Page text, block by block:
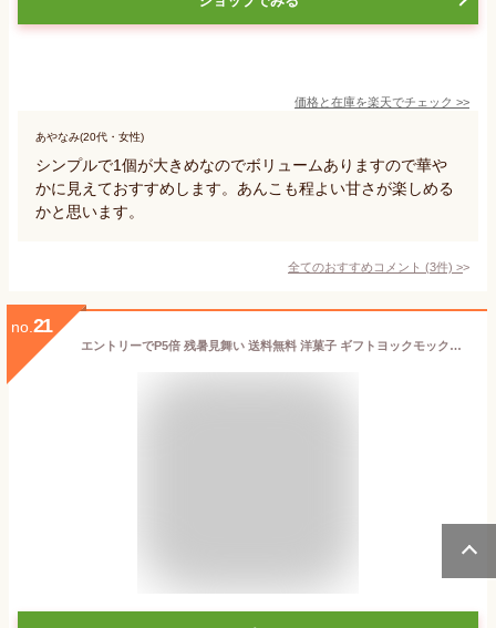
価格と在庫を楽天でチェック >>
あやなみ(20代・女性)
シンプルで1個が大きめなのでボリュームありますので華や
かに見えておすすめします。あんこも程よい甘さが楽しめる
かと思います。
全てのおすすめコメント (3件) >
no. 21
エントリーでP5倍 残暑見舞い 送料無料 洋菓子 ギフトヨックモックシス デリス YSX‐AS エントリーでポイント5倍（8月27日09：59迄）